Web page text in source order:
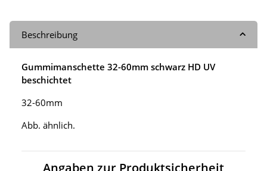
Beschreibung
Gummimanschette 32-60mm schwarz HD UV
beschichtet
32-60mm
Abb. ähnlich.
Angaben zur Produktsicherheit